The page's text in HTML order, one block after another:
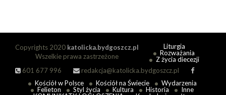
Copyrights 2020 katolicka.bydgoszcz.pl
Wszelkie prawa zastrzeżone
601 677 996
redakcja@katolicka.bydgoszcz.pl
Liturgia
Rozważania
Z życia diecezji
Kościół w Polsce Kościół na Świecie
Wydarzenia
Felieton
Styl życia Kultura Historia
Inne